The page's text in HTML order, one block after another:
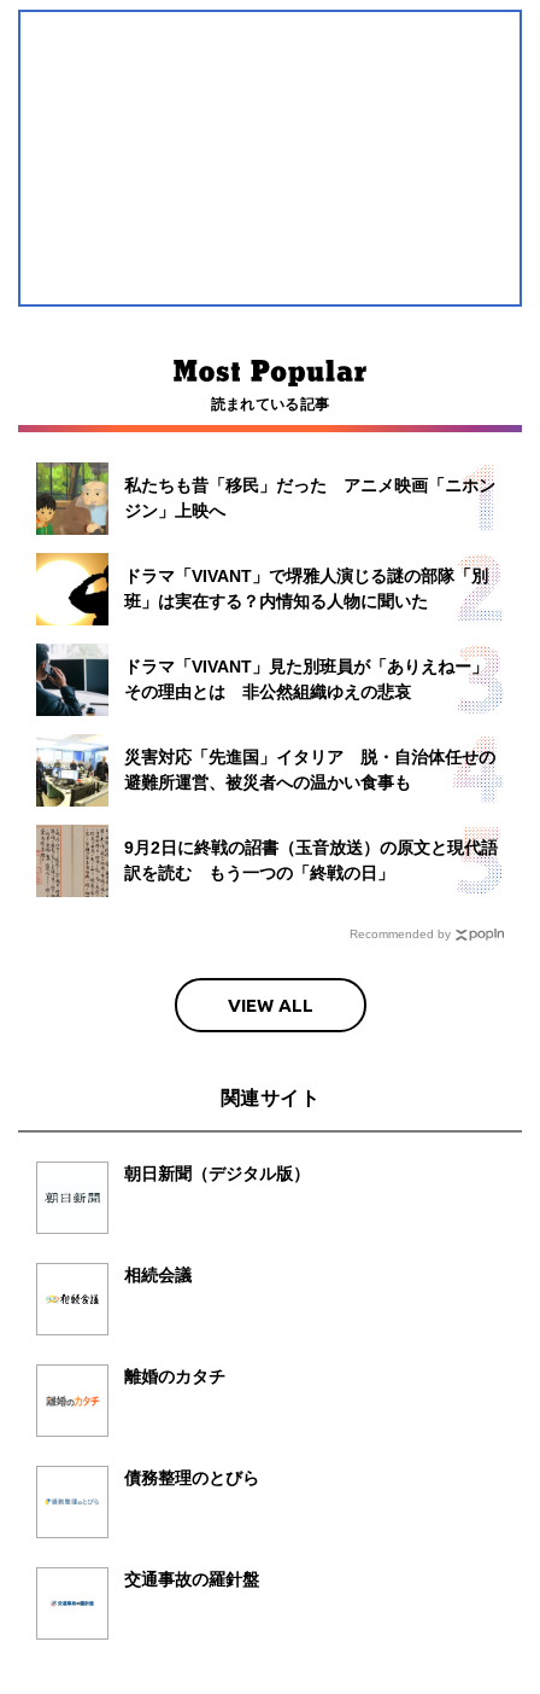
読まれている記事
私たちも昔「移民」だった アニメ映画「ニホン
ジン」上映へ
ドラマ「VIVANT」で堺雅人演じる謎の部隊「別
班」は実在する？内情知る人物に聞いた
ドラマ「VIVANT」見た別班員が「ありえねー」
その理由とは 非公然組織ゆえの悲哀
災害対応「先進国」イタリア 脱・自治体任せの
避難所運営、被災者への温かい食事も
9月2日に終戦の詔書（玉音放送）の原文と現代語
訳を読む もう一つの「終戦の日」
Recommended by
VIEW ALL
関連サイト
朝日新聞（デジタル版）
相続会議
離婚のカタチ
債務整理のとびら
交通事故の羅針盤